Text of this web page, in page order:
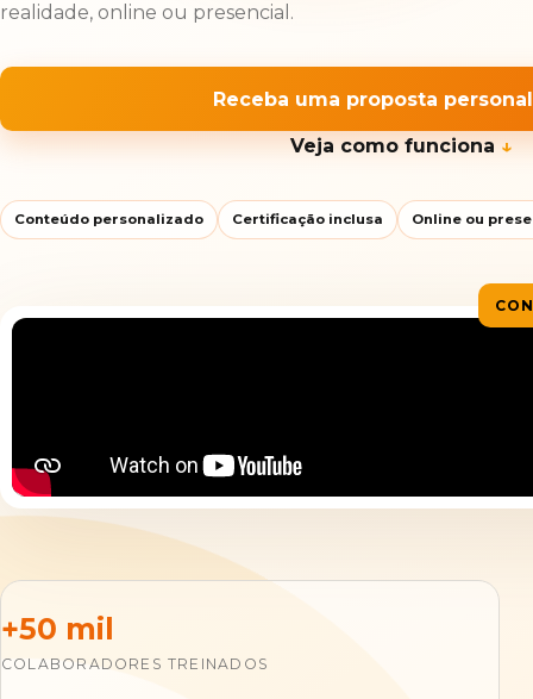
realidade, online ou presencial.
Receba uma proposta
Veja como funciona ↓
Conteúdo personalizado Certificação inclusa Online ou
+50 mil
COLABORADORES TREINADOS